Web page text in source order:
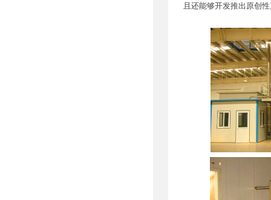
且还能够开发推出原创